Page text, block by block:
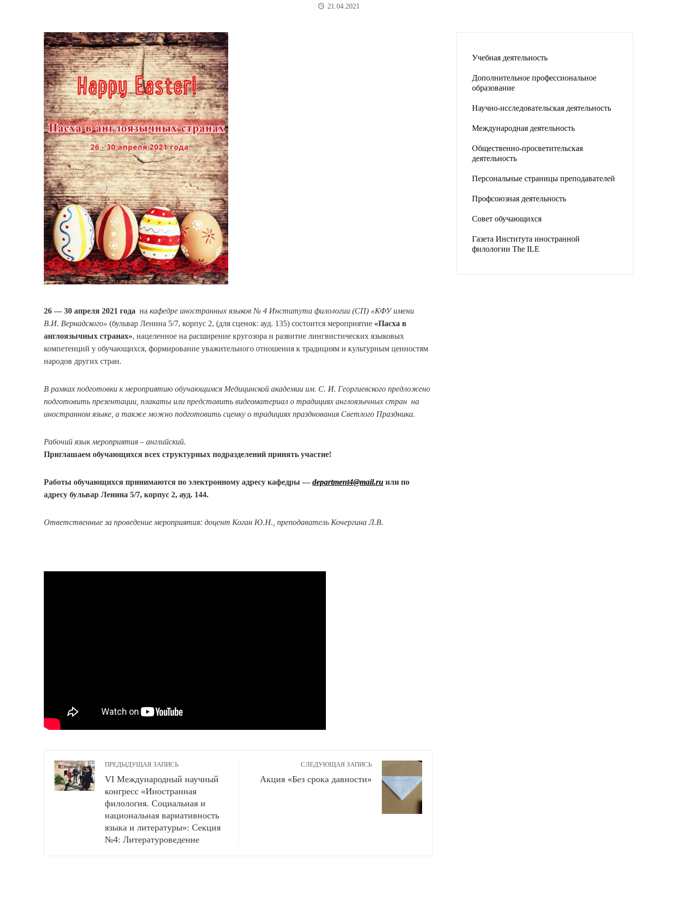
21.04.2021
26 — 30 апреля 2021 года на кафедре иностранных языков № 4 Института филологии (СП) «КФУ имени
В.И. Вернадского» (бульвар Ленина 5/7, корпус 2, (для сценок: ауд. 135) состоится мероприятие «Пасха в
англоязычных странах», нацеленное на расширение кругозора и развитие лингвистических языковых
компетенций у обучающихся, формирование уважительного отношения к традициям и культурным ценностям
народов других стран.
В рамках подготовки к мероприятию обучающимся Медицинской академии им. С. И. Георгиевского предложено
подготовить презентации, плакаты или представить видеоматериал о традициях англоязычных стран на
иностранном языке, а также можно подготовить сценку о традициях празднования Светлого Праздника.
Рабочий язык мероприятия – английский.
Приглашаем обучающихся всех структурных подразделений принять участие!
Работы обучающихся принимаются по электронному адресу кафедры — department4@mail.ru или по
адресу бульвар Ленина 5/7, корпус 2, ауд. 144.
Ответственные за проведение мероприятия: доцент Коган Ю.Н., преподаватель Кочергина Л.В.
ПРЕДЫДУЩАЯ ЗАПИСЬ
VI Международный научный
конгресс «Иностранная
филология. Социальная и
национальная вариативность
языка и литературы»: Секция
№4: Литературоведение
СЛЕДУЮЩАЯ ЗАПИСЬ
Акция «Без срока давности»
Учебная деятельность
Дополнительное профессиональное
образование
Научно-исследовательская деятельность
Международная деятельность
Общественно-просветительская
деятельность
Персональные страницы преподавателей
Профсоюзная деятельность
Совет обучающихся
Газета Института иностранной
филологии The ILE